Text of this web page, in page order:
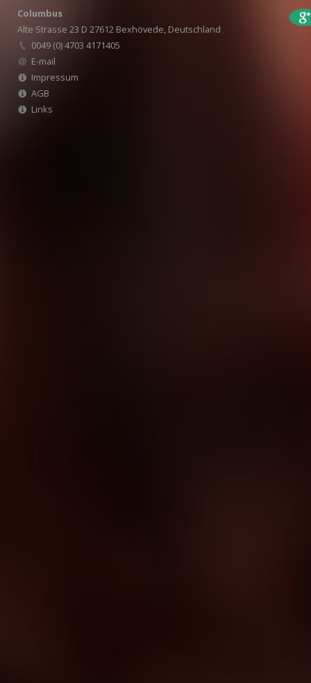
Columbus
Alte Strasse 23 D 27612 Bexhövede, Deutschland
0049 (0) 4703 4171405
E-mail
Impressum
AGB
Links